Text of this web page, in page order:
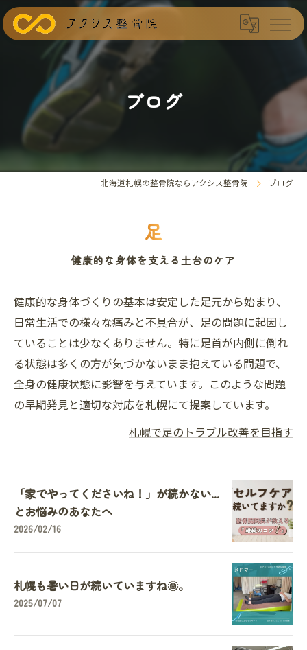
ブログ
北海道札幌の整骨院ならアクシス整骨院 ブログ
足
健康的な身体を支える土台のケア
健康的な身体づくりの基本は安定した足元から始まり、
日常生活での様々な痛みと不具合が、足の問題に起因し
ていることは少なくありません。特に足首が内側に倒れ
る状態は多くの方が気づかないまま抱えている問題で、
全身の健康状態に影響を与えています。このような問題
の早期発見と適切な対応を札幌にて提案しています。
札幌で足のトラブル改善を目指す
「家でやってくださいね！」が続かない...
とお悩みのあなたへ
2026/02/16
札幌も暑い日が続いていますね🌞。
2025/07/07